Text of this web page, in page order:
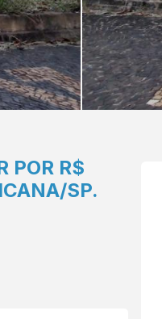
POR R$
SP.